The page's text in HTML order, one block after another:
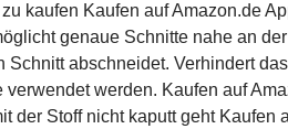
kaufen Kaufen auf Amazon.de
genaue Schnitte nahe an
abschneidet. Verhindert
werden. Kaufen auf
Stoff nicht kaputt geht Kaufen